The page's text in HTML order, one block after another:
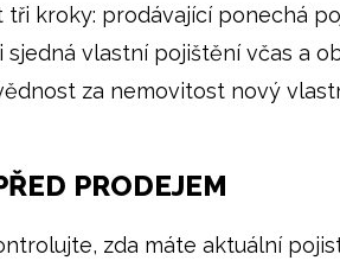
kroky: prodávající ponechá
vlastní pojištění včas a
za nemovitost nový
PRODEJEM
zda máte aktuální